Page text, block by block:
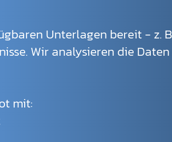
Unterlagen bereit - z.
Wir analysieren die
mit: